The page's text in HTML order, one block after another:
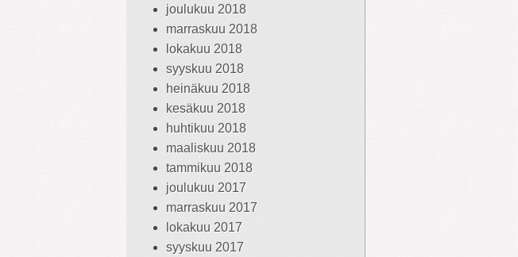
joulukuu 2018
marraskuu 2018
lokakuu 2018
syyskuu 2018
heinäkuu 2018
kesäkuu 2018
huhtikuu 2018
maaliskuu 2018
tammikuu 2018
joulukuu 2017
marraskuu 2017
lokakuu 2017
syyskuu 2017